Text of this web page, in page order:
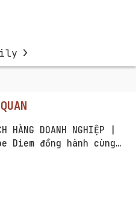
›
HÀNG DOANH NGHIỆP |
Diem đồng hành cùng